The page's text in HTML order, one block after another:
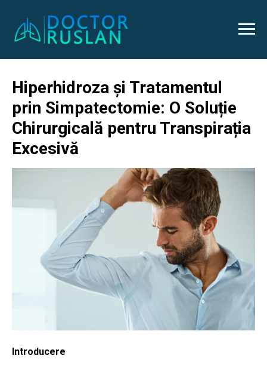
Hiperhidroza și Tratamentul
prin Simpatectomie: O Soluție
Chirurgicală pentru Transpirația
Excesivă
Introducere